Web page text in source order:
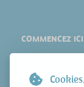
COMMENCEZ
À VOIR